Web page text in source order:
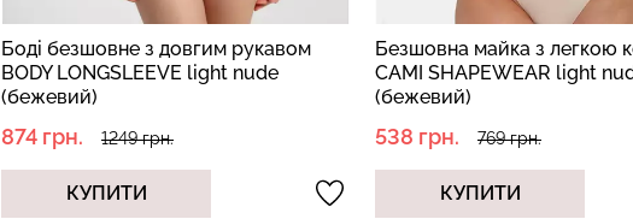
Безшовна майка з легкою корекцією
CAMI SHAPEWEAR light nude
(бежевий)
538 грн. 769 грн.
КУПИТИ
Безшовна майка на тонких
CAMISOLE (бежевий)
349 грн. 499 грн.
КУПИТИ